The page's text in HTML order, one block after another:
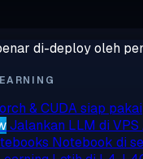
di-deploy oleh
& CUDA siap pakai
Jalankan LLM di VPS
Notebook di